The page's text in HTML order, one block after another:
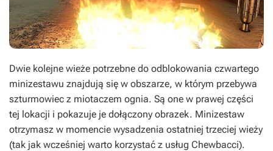
Dwie kolejne wieże potrzebne do odblokowania czwartego
minizestawu znajdują się w obszarze, w którym przebywa
szturmowiec z miotaczem ognia. Są one w prawej części
tej lokacji i pokazuje je dołączony obrazek. Minizestaw
otrzymasz w momencie wysadzenia ostatniej trzeciej wieży
(tak jak wcześniej warto korzystać z usług Chewbacci).